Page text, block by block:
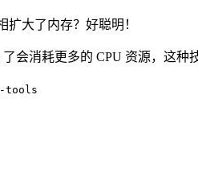
大了内存？好聪明！
会消耗更多的 CPU 资源，这种
tools